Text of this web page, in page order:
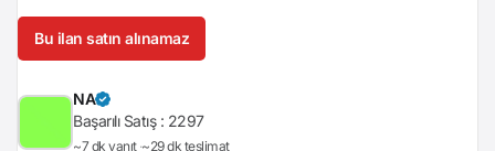
Bu ilan satın alınamaz
NA
Başarılı Satış : 2297
~7 dk yanıt ~29 dk teslimat